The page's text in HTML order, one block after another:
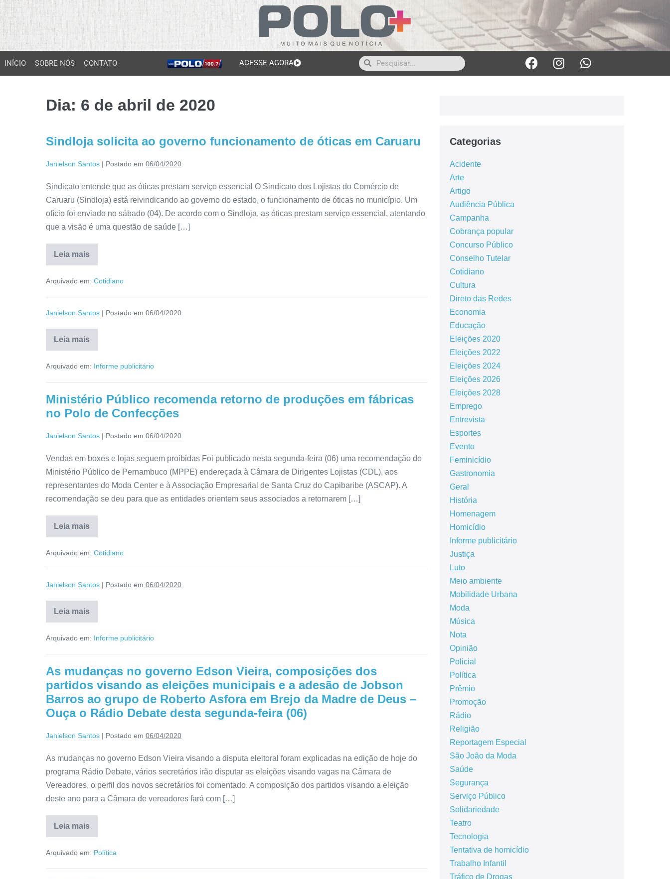
INÍCIO SOBRE NÓS CONTATO ACESSE AGORA
Dia: 6 de abril de 2020
Sindloja solicita ao governo funcionamento de óticas em Caruaru
Janielson Santos | Postado em 06/04/2020
Sindicato entende que as óticas prestam serviço essencial O Sindicato dos Lojistas do Comércio de
Caruaru (Sindloja) está reivindicando ao governo do estado, o funcionamento de óticas no município. Um
ofício foi enviado no sábado (04). De acordo com o Sindloja, as óticas prestam serviço essencial, atentando
que a visão é uma questão de saúde […]
Leia mais
Arquivado em: Cotidiano
Janielson Santos | Postado em 06/04/2020
Leia mais
Arquivado em: Informe publicitário
Ministério Público recomenda retorno de produções em fábricas
no Polo de Confecções
Janielson Santos | Postado em 06/04/2020
Vendas em boxes e lojas seguem proibidas Foi publicado nesta segunda-feira (06) uma recomendação do
Ministério Público de Pernambuco (MPPE) endereçada à Câmara de Dirigentes Lojistas (CDL), aos
representantes do Moda Center e à Associação Empresarial de Santa Cruz do Capibaribe (ASCAP). A
recomendação se deu para que as entidades orientem seus associados a retornarem […]
Leia mais
Arquivado em: Cotidiano
Janielson Santos | Postado em 06/04/2020
Leia mais
Arquivado em: Informe publicitário
As mudanças no governo Edson Vieira, composições dos
partidos visando as eleições municipais e a adesão de Jobson
Barros ao grupo de Roberto Asfora em Brejo da Madre de Deus –
Ouça o Rádio Debate desta segunda-feira (06)
Janielson Santos | Postado em 06/04/2020
As mudanças no governo Edson Vieira visando a disputa eleitoral foram explicadas na edição de hoje do
programa Rádio Debate, vários secretários irão disputar as eleições visando vagas na Câmara de
Vereadores, o perfil dos novos secretários foi comentado. A composição dos partidos visando a eleição
deste ano para a Câmara de vereadores fará com […]
Leia mais
Arquivado em: Política
Categorias
Acidente
Arte
Artigo
Audiência Pública
Campanha
Cobrança popular
Concurso Público
Conselho Tutelar
Cotidiano
Cultura
Direto das Redes
Economia
Educação
Eleições 2020
Eleições 2022
Eleições 2024
Eleições 2026
Eleições 2028
Emprego
Entrevista
Esportes
Evento
Feminicídio
Gastronomia
Geral
História
Homenagem
Homicídio
Informe publicitário
Justiça
Luto
Meio ambiente
Mobilidade Urbana
Moda
Música
Nota
Opinião
Policial
Política
Prêmio
Promoção
Rádio
Religião
Reportagem Especial
São João da Moda
Saúde
Segurança
Serviço Público
Solidariedade
Teatro
Tecnologia
Tentativa de homicídio
Trabalho Infantil
Tráfico de Drogas